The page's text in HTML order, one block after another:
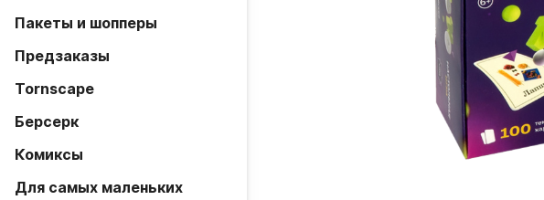
Пакеты и шопперы
Предзаказы
Tornscape
Берсерк
Комиксы
Для самых маленьких